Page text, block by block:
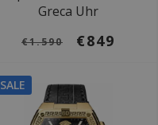
Greca Uhr
€1.590 €849
SALE